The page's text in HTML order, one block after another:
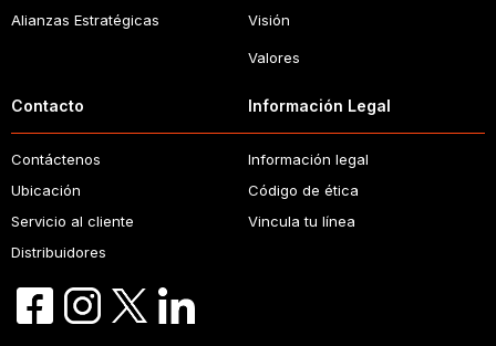
Alianzas Estratégicas Visión
Valores
Contacto
Contáctenos
Ubicación
Servicio al cliente
Distribuidores
Información Legal
Información legal
Código de ética
Vincula tu línea